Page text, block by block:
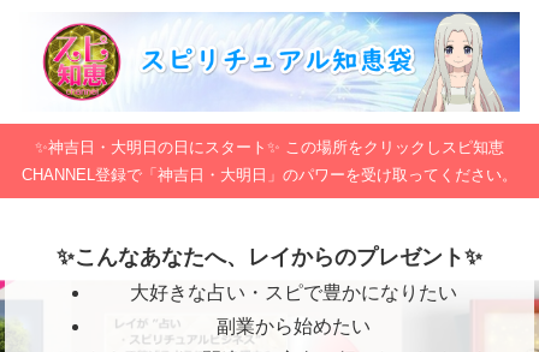
✨神吉日・大明日の日にスタート✨ この場所をクリックしスピ知恵
CHANNEL登録で「神吉日・大明日」のパワーを受け取ってください。
✨こんなあなたへ、レイからのプレゼント✨
大好きな占い・スピで豊かになりたい
副業から始めたい